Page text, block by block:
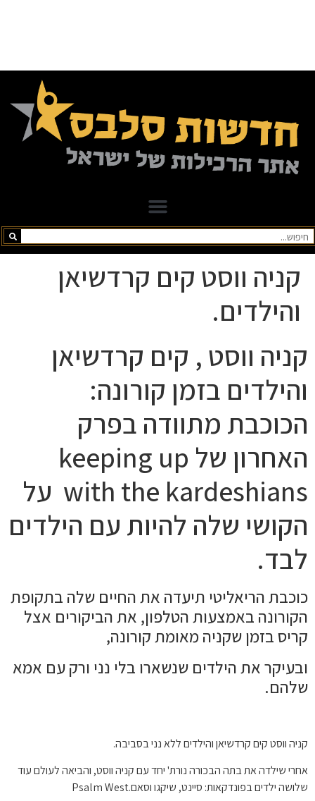
קניה ווסט קים קרדשיאן
והילדים.
קניה ווסט , קים קרדשיאן
והילדים בזמן קורונה:
הכוכבת מתוודה בפרק
האחרון של keeping up
with the kardeshians על
הקושי שלה להיות עם הילדים
לבד.
כוכבת הריאליטי תיעדה את החיים שלה בתקופת
הקורונה באמצעות הטלפון, את הביקורים אצל
קריס בזמן שקניה מאומת קורונה,
ובעיקר את הילדים שנשארו בלי נני ורק עם אמא
שלהם.
קניה ווסט קים קרדשיאן והילדים ללא נני בסביבה.
אחרי שילדה את בתה הבכורה נורת' יחד עם קניה ווסט, והביאה לעולם עוד
שלושה ילדים בפונדקאות: סיינט, שיקגו וסאם.Psalm West